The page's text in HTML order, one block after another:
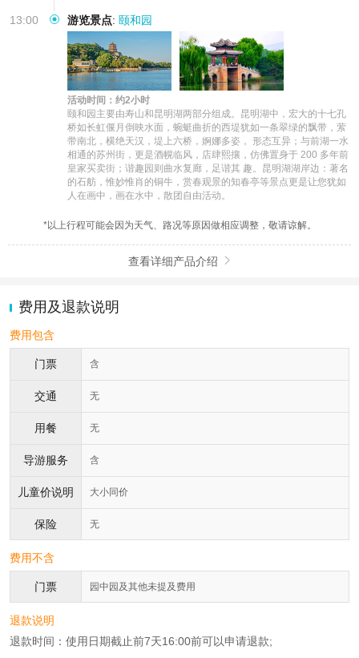
13:00 游览景点: 颐和园
活动时间：约2小时
颐和园主要由寿山和昆明湖两部分组成。昆明湖中，宏大的十七孔
桥如长虹偃月倒映水面，蜿蜓曲折的西堤犹如一条翠绿的飘带，萦
带南北，横绝天汉，堤上六桥，婀娜多姿， 形态互异；与前湖一水
相通的苏州街，更是酒幌临风，店肆熙攘，仿佛置身于 200 多年前
皇家买卖街；谐趣园则曲水复廊，足谐其 趣。昆明湖湖岸边：著名
的石舫，惟妙惟肖的铜牛，赏春观景的知春亭等景点更是让您犹如
人在画中，画在水中，散团自由活动。
*以上行程可能会因为天气、路况等原因做相应调整，敬请谅解。
查看详细产品介绍 
费用及退款说明
费用包含
门票 含
交通 无
用餐 无
导游服务 含
儿童价说明 大小同价
保险 无
费用不含
门票 园中园及其他未提及费用
退款说明
退款时间：使用日期截止前7天16:00前可以申请退款;